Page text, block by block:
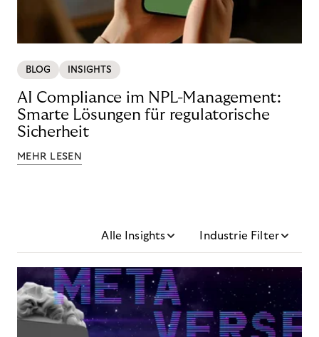
BLOG INSIGHTS
AI Compliance im NPL-Management:
Smarte Lösungen für regulatorische
Sicherheit
MEHR LESEN
Alle Insights Industrie Filter